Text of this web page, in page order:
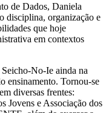
de Dados, Daniela
disciplina, organização e
que hoje
em contextos
No-Ie ainda na
ensinamento. Tornou-se
diversas frentes:
Jovens e Associação dos